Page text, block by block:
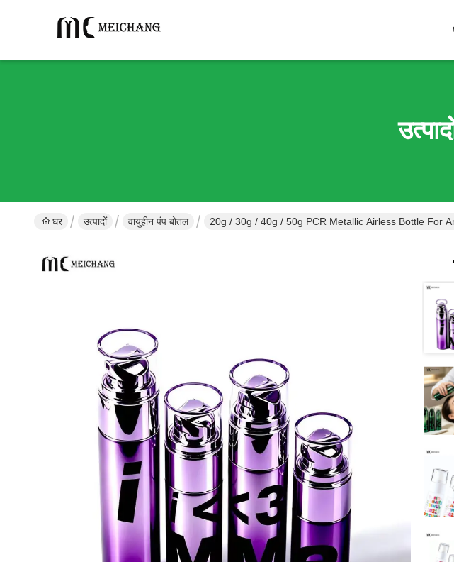
घर उत्पादों वायुहीन पंप बोतल 20g / 30g / 40g / 50g PCR Metallic Airless Bottle For